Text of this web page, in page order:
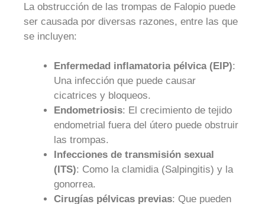
La obstrucción de las trompas de Falopio puede
ser causada por diversas razones, entre las que
se incluyen:
Enfermedad inflamatoria pélvica (EIP):
Una infección que puede causar
cicatrices y bloqueos.
Endometriosis: El crecimiento de tejido
endometrial fuera del útero puede obstruir
las trompas.
Infecciones de transmisión sexual
(ITS): Como la clamidia (Salpingitis) y la
gonorrea.
Cirugías pélvicas previas: Que pueden